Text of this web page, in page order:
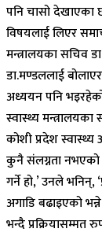
पनि चासो देखाएका
विषयलाई लिएर
मन्त्रालयका सचिव
डा.मण्डललाई
अध्ययन पनि
स्वास्थ्य
कोशी प्रदेश
कुनै संलग्नता नभएको
गर्ने हो,’ उनले
अगाडि बढाइएको
भन्दै प्रक्रियासम्मत